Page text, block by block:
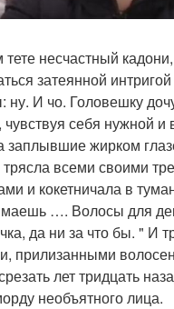
тете несчастный
затеянной
ну. И чо. Головешку
себя нужной и
заплывшие жирком
всеми своими
и кокетничала в
…. Волосы для
да ни за что бы. " И
прилизанными
лет тридцать
необъятного лица.